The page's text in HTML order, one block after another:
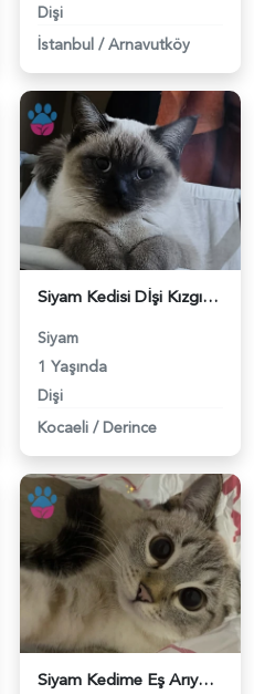
Dişi
İstanbul / Arnavutköy
Siyam Kedisi Dİşi Kızgınlıkta - 118983307
Siyam
1 Yaşında
Dişi
Kocaeli / Derince
Siyam Kedime Eş Arıyorum - 118983240